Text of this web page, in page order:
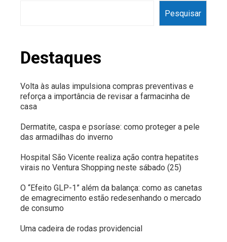
Pesquisar
Destaques
Volta às aulas impulsiona compras preventivas e
reforça a importância de revisar a farmacinha de
casa
Dermatite, caspa e psoríase: como proteger a pele
das armadilhas do inverno
Hospital São Vicente realiza ação contra hepatites
virais no Ventura Shopping neste sábado (25)
O “Efeito GLP-1” além da balança: como as canetas
de emagrecimento estão redesenhando o mercado
de consumo
Uma cadeira de rodas providencial